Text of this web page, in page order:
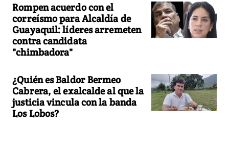
Rompen acuerdo con el
correísmo para Alcaldía de
Guayaquil: líderes arremeten
contra candidata
"chimbadora"
¿Quién es Baldor Bermeo
Cabrera, el exalcalde al que la
justicia vincula con la banda
Los Lobos?